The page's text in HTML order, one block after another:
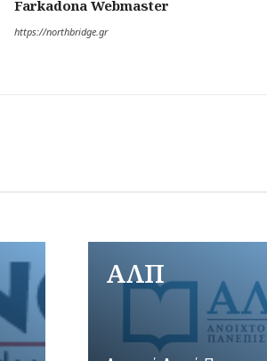
Farkadona Webmaster
https://northbridge.gr
ΑΛΠ